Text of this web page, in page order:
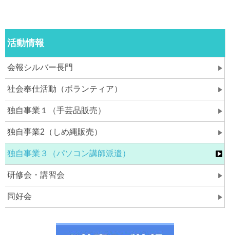
活動情報
会報シルバー長門
社会奉仕活動（ボランティア）
独自事業１（手芸品販売）
独自事業2（しめ縄販売）
独自事業３（パソコン講師派遣）
研修会・講習会
同好会